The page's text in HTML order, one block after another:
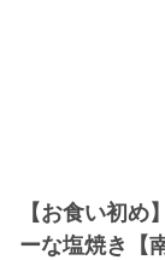
【お食い初
ーな塩焼き【